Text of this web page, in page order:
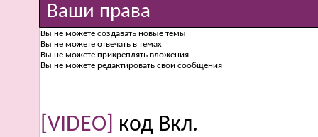
Ваши права
Вы не можете создавать новые темы
Вы не можете отвечать в темах
Вы не можете прикреплять вложения
Вы не можете редактировать свои сообщения
[VIDEO] код Вкл.